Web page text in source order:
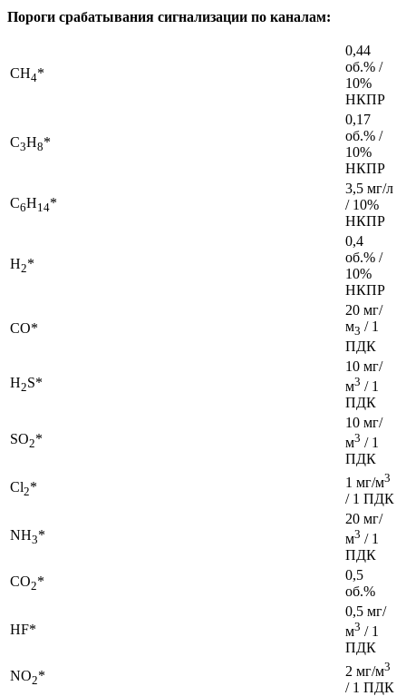
Пороги срабатывания сигнализации по каналам:
CH4*
0,44
об.% /
10%
НКПР
C3H8*
0,17
об.% /
10%
НКПР
C6H14*
3,5 мг/л
/ 10%
НКПР
H2*
0,4
об.% /
10%
НКПР
CO*
20 мг/
м3 / 1
ПДК
H2S*
10 мг/
м3 / 1
ПДК
SO2*
10 мг/
м3 / 1
ПДК
Cl2* 1 мг/м3
/ 1 ПДК
NH3*
20 мг/
м3 / 1
ПДК
CO2*
0,5
об.%
HF*
0,5 мг/
м3 / 1
ПДК
NO2* 2 мг/м3
/ 1 ПДК